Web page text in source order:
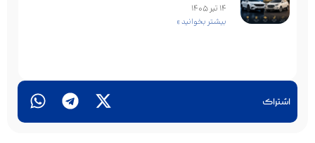
اشتراک
14 تیر 1405
بیشتر بخوانید »